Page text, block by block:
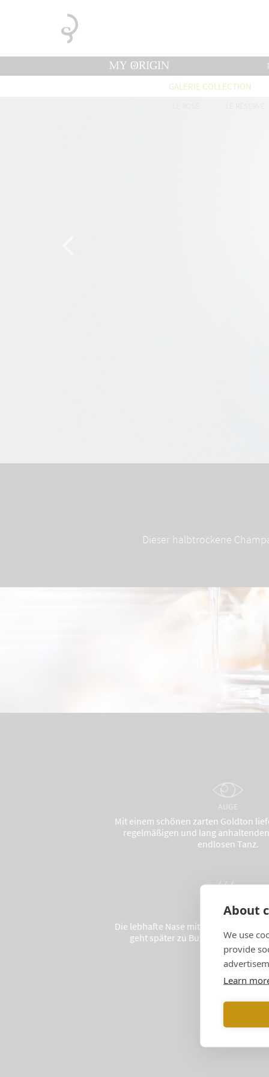
About
We use
provide
Learn
GALERIE COLLECTION
Dieser halbtrockene
AUGE
Mit einem schönen zarten Goldton
regelmäßigen und lang
endlosen Tanz.
NASE
Die lebhafte Nase mit Nuancen von
geht später zu Butter- und